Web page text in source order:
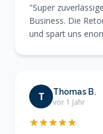
"Super
Business. Die
und spart uns
T Thomas B.
vor 1 Jahr